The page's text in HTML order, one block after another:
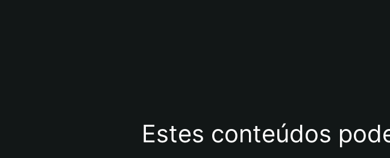
Estes conteúdos